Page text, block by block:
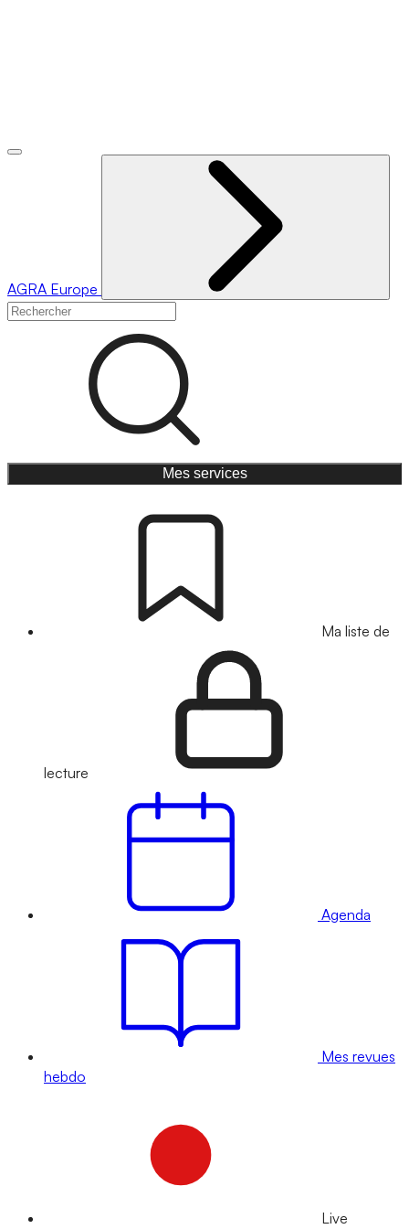
AGRA Europe
Mes services
Ma liste de
lecture
Agenda
Mes revues
hebdo
Live